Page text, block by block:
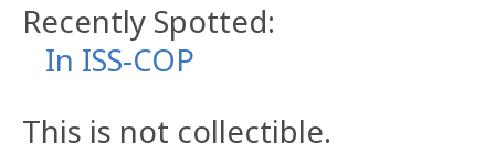
Recently Spotted:
In ISS-COP
This is not collectible.